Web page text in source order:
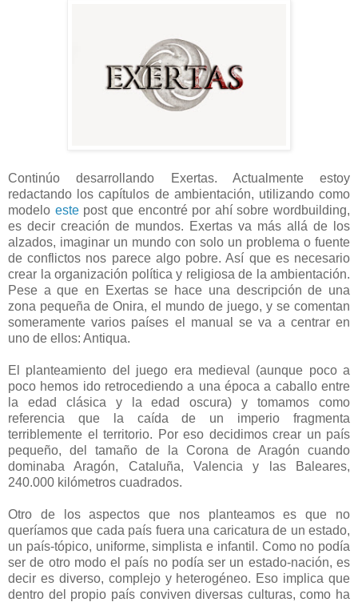
Continúo desarrollando Exertas. Actualmente estoy
redactando los capítulos de ambientación, utilizando como
modelo estepost que encontré por ahí sobre wordbuilding,
es decir creación de mundos. Exertas va más allá de los
alzados, imaginar un mundo con solo un problema o fuente
de conflictos nos parece algo pobre. Así que es necesario
crear la organización política y religiosa de la ambientación.
Pese a que en Exertas se hace una descripción de una
zona pequeña de Onira, el mundo de juego, y se comentan
someramente varios países el manual se va a centrar en
uno de ellos: Antiqua.
El planteamiento del juego era medieval (aunque poco a
poco hemos ido retrocediendo a una época a caballo entre
la edad clásica y la edad oscura) y tomamos como
referencia que la caída de un imperio fragmenta
terriblemente el territorio. Por eso decidimos crear un país
pequeño, del tamaño de la Corona de Aragón cuando
dominaba Aragón, Cataluña, Valencia y las Baleares,
240.000 kilómetros cuadrados.
Otro de los aspectos que nos planteamos es que no
queríamos que cada país fuera una caricatura de un estado,
un país-tópico, uniforme, simplista e infantil. Como no podía
ser de otro modo el país no podía ser un estado-nación, es
decir es diverso, complejo y heterogéneo. Eso implica que
dentro del propio país conviven diversas culturas, como ha